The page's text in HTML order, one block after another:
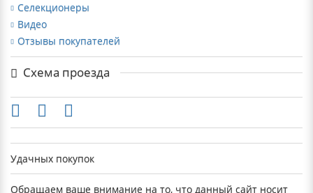
Селекционеры
Видео
Отзывы покупателей
Схема проезда
Удачных покупок
Обращаем ваше внимание на то, что данный сайт носит